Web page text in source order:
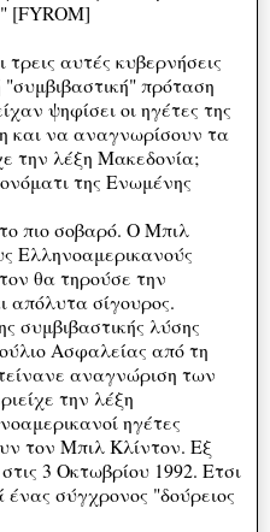
[FYROM]
αυτές κυβερνήσεις
πρόταση
ψηφίσει οι ηγέτες της
και να αναγνωρίσουν τα
την λέξη Μακεδονία;
της Ενωμένης
πιο σοβαρό. Ο Μπιλ
Ελληνοαμερικανούς
θα τηρούσε την
απόλυτα σίγουρος.
συμβιβαστικής λύσης
Ασφαλείας από τη
αναγνώριση των
την λέξη
ηγέτες
τον Μπιλ Κλίντον. Εξ
3 Οκτωβρίου 1992. Ετσι
σύγχρονος "δούρειος